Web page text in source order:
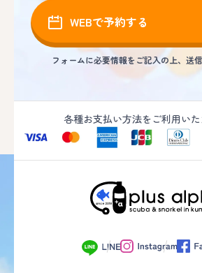
WEBで予約する
フォームに必要情報をご記入の上、送
各種お支払い方法をご利用いた